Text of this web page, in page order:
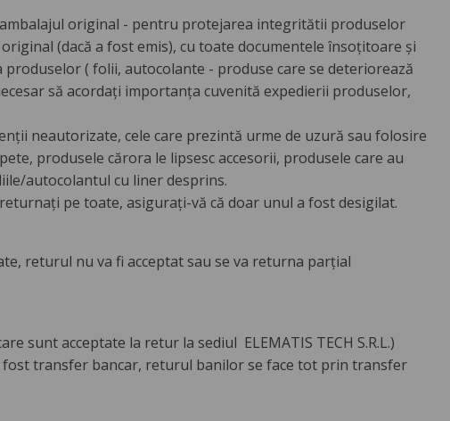
original - pentru protejarea integritătii produselor
(dacă a fost emis), cu toate documentele însoțitoare și
( folii, autocolante - produse care se deteriorează
să acordați importanța cuvenită expedierii produselor,
neautorizate, cele care prezintă urme de uzură sau folosire
produsele cărora le lipsesc accesorii, produsele care au
autocolantul cu liner desprins.
pe toate, asigurați-vă că doar unul a fost desigilat.
returul nu va fi acceptat sau se va returna parțial
sunt acceptate la retur la sediul ELEMATIS TECH S.R.L.)
transfer bancar, returul banilor se face tot prin transfer